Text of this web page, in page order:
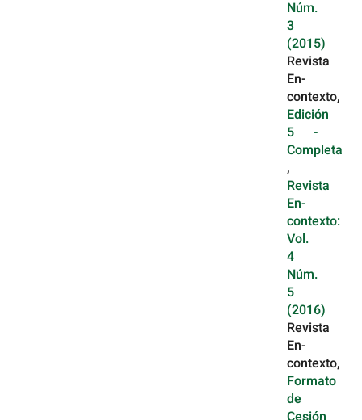
Núm.
3
(2015)
Revista
En-
contexto,
Edición
5 -
Completa
,
Revista
En-
contexto:
Vol.
4
Núm.
5
(2016)
Revista
En-
contexto,
Formato
de